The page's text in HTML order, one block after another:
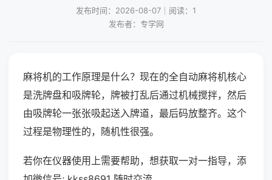
发布时间：2026-08-07｜阅读：1
发布者：专学网
麻将机的工作原理是什么？现在的全自动麻将机核心
是洗牌盘和吸牌轮，牌被打乱后通过机械搅拌，然后
由吸牌轮一张张吸起送入牌道，最后码放整齐。这个
过程是物理性的，随机性很强。
若你在仪器使用上需要帮助，想获取一对一指导，添